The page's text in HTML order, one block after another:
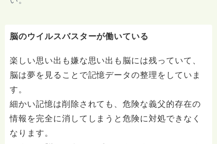
脳のウイルスバスターが働いている
楽しい思い出も嫌な思い出も脳には残っていて、
脳は夢を見ることで記憶データの整理をしていま
す。
細かい記憶は削除されても、危険な義父的存在の
情報を完全に消してしまうと危険に対処できなく
なります。